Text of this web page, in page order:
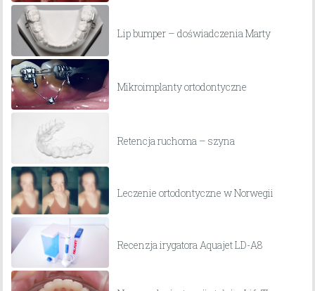
Lip bumper – doświadczenia Marty
Mikroimplanty ortodontyczne
Retencja ruchoma – szyna
Leczenie ortodontyczne w Norwegii
Recenzja irygatora Aquajet LD-A8